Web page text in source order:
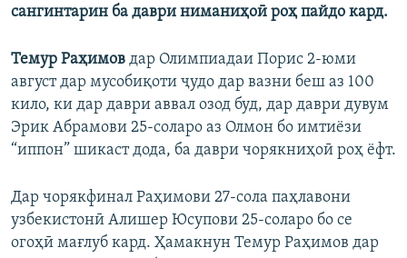
сангинтарин ба даври ниманиҳоӣ роҳ пайдо кард.
Темур Раҳимов дар Олимпиадаи Порис 2-юми
август дар мусобиқоти ҷудо дар вазни беш аз 100
кило, ки дар даври аввал озод буд, дар даври дувум
Эрик Абрамови 25-соларо аз Олмон бо имтиёзи
“иппон” шикаст дода, ба даври чорякниҳоӣ роҳ ёфт.
Дар чорякфинал Раҳимови 27-сола паҳлавони
узбекистонӣ Алишер Юсупови 25-соларо бо се
огоҳӣ мағлуб кард. Ҳамакнун Темур Раҳимов дар